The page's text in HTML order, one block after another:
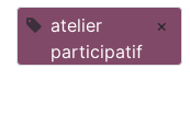
atelier
participatif
×